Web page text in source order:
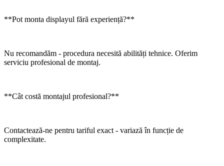
**Pot monta displayul fără experiență?**
Nu recomandăm - procedura necesită abilități tehnice. Oferim
serviciu profesional de montaj.
**Cât costă montajul profesional?**
Contactează-ne pentru tariful exact - variază în funcție de
complexitate.